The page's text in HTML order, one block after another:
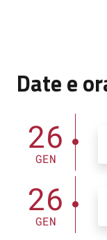
Date e
26
GEN
26
GEN